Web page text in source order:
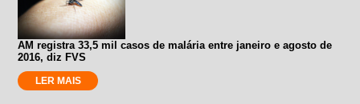
AM registra 33,5 mil casos de malária entre janeiro e agosto de
2016, diz FVS
LER MAIS